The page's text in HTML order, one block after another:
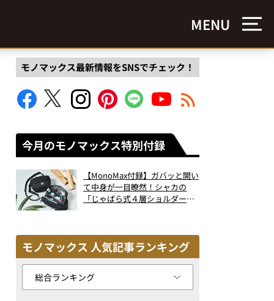
MENU
モノマックス最新情報をSNSでチェック！
今月のモノマックス特別付録
【MonoMax付録】ガバッと開い
て中身が一目瞭然！シャカの
「じゃばら式４層ショルダーバ
モノマックス 人気記事ランキング